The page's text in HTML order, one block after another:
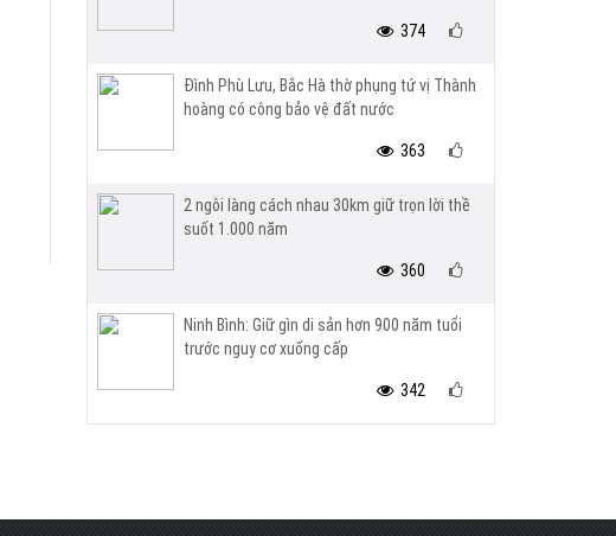
374
Đình Phù Lưu, Bắc Hà thờ phụng tứ vị Thành
hoàng có công bảo vệ đất nước
363
2 ngôi làng cách nhau 30km giữ trọn lời thề
suốt 1.000 năm
360
Ninh Bình: Giữ gìn di sản hơn 900 năm tuổi
trước nguy cơ xuống cấp
342